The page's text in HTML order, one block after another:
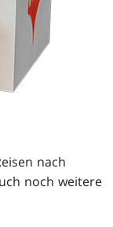
nach
noch weitere